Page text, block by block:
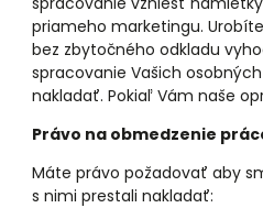
priameho marketingu.
bez zbytočného odkladu
spracovanie Vašich
nakladať. Pokiaľ Vám naše
Právo na obmedzenie
Máte právo požadovať aby
s nimi prestali nakladať: